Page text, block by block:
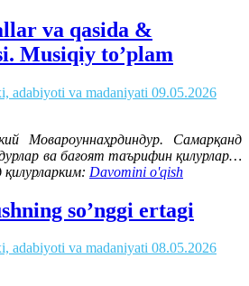
va qasida &
Musiqiy to’plam
adabiyoti va madaniyati 09.05.2026
Мовароуннаҳрдиндур. Самарқанд
ва бағоят таърифин қилурлар…
Davomini o'qish
so’nggi ertagi
adabiyoti va madaniyati 08.05.2026